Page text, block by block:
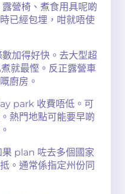
露營椅、煮食用具呢啲
已經包埋，咁就唔使
加得好快。去大型超
就最慳。反正露營車
廚房。
park 收費唔低。可
熱門地點可能要早啲
果 plan 咗去多個國家
。通常係指定州份同